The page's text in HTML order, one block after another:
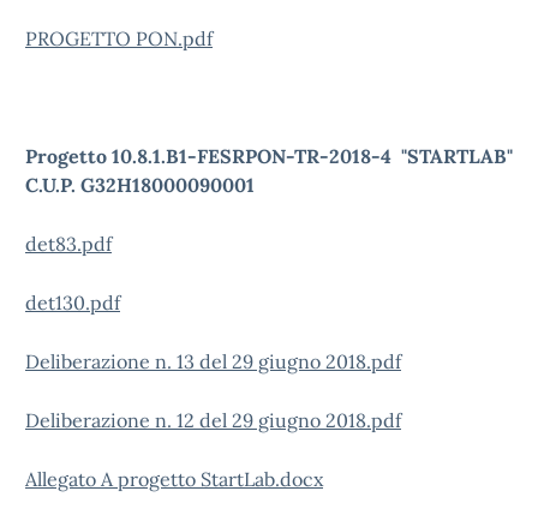
PROGETTO PON.pdf
Progetto 10.8.1.B1-FESRPON-TR-2018-4 "STARTLAB"
C.U.P. G32H18000090001
det83.pdf
det130.pdf
Deliberazione n. 13 del 29 giugno 2018.pdf
Deliberazione n. 12 del 29 giugno 2018.pdf
Allegato A progetto StartLab.docx